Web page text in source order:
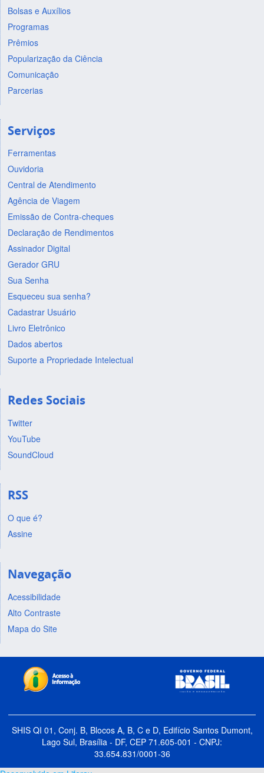
Bolsas e Auxílios
Programas
Prêmios
Popularização da Ciência
Comunicação
Parcerias
Serviços
Ferramentas
Ouvidoria
Central de Atendimento
Agência de Viagem
Emissão de Contra-cheques
Declaração de Rendimentos
Assinador Digital
Gerador GRU
Sua Senha
Esqueceu sua senha?
Cadastrar Usuário
Livro Eletrônico
Dados abertos
Suporte a Propriedade Intelectual
Redes Sociais
Twitter
YouTube
SoundCloud
RSS
O que é?
Assine
Navegação
Acessibilidade
Alto Contraste
Mapa do Site
SHIS QI 01, Conj. B, Blocos A, B, C e D, Edifício Santos Dumont,
Lago Sul, Brasília - DF, CEP 71.605-001 - CNPJ:
33.654.831/0001-36